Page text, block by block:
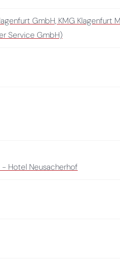
GmbH, KMG Klagenfurt
Service GmbH)
Hotel Neusacherhof